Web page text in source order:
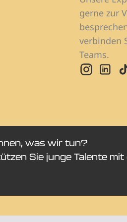
gerne zur
verbinden
Teams.
was wir tun?
Sie junge Talente mit